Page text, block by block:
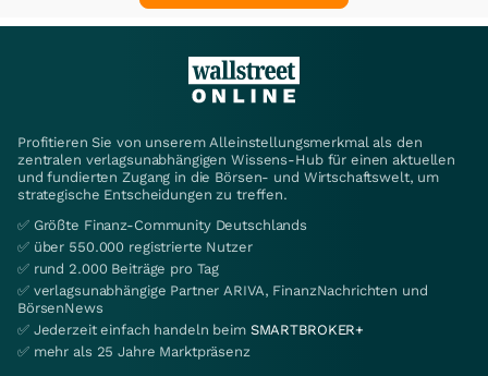
Profitieren Sie von unserem Alleinstellungsmerkmal als den
zentralen verlagsunabhängigen Wissens-Hub für einen aktuellen
und fundierten Zugang in die Börsen- und Wirtschaftswelt, um
strategische Entscheidungen zu treffen.
✅ Größte Finanz-Community Deutschlands
✅ über 550.000 registrierte Nutzer
✅ rund 2.000 Beiträge pro Tag
✅ verlagsunabhängige Partner ARIVA, FinanzNachrichten und
BörsenNews
✅ Jederzeit einfach handeln beim SMARTBROKER+
✅ mehr als 25 Jahre Marktpräsenz